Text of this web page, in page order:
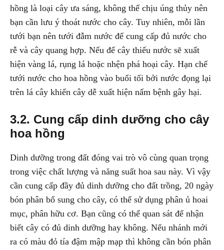
hồng là loại cây ưa sáng, không thể chịu úng thủy nên
bạn cần lưu ý thoát nước cho cây. Tuy nhiên, mỗi lần
tưới bạn nên tưới đẫm nước để cung cấp đủ nước cho
rễ và cây quang hợp. Nếu để cây thiếu nước sẽ xuất
hiện vàng lá, rụng lá hoặc nhện phá hoại cây. Hạn chế
tưới nước cho hoa hồng vào buổi tối bởi nước đọng lại
trên lá cây khiến cây dễ xuất hiện nấm bệnh gây hại.
3.2. Cung cấp dinh dưỡng cho cây
hoa hồng
Dinh dưỡng trong đất đóng vai trò vô cùng quan trọng
trong việc chất lượng và năng suất hoa sau này. Vì vậy
cần cung cấp đầy đủ dinh dưỡng cho đất trồng, 20 ngày
bón phân bổ sung cho cây, có thể sử dụng phân ủ hoai
mục, phân hữu cơ. Bạn cũng có thể quan sát để nhận
biết cây có đủ dinh dưỡng hay không. Nếu nhánh mới
ra có màu đỏ tía đậm mập mạp thì không cần bón phân